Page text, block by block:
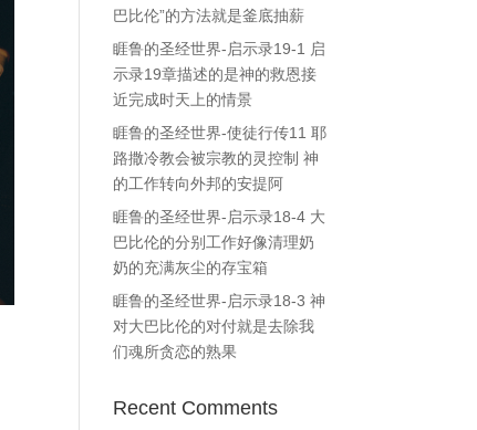
巴比伦”的方法就是釜底抽薪
睚鲁的圣经世界-启示录19-1 启
示录19章描述的是神的救恩接
近完成时天上的情景
睚鲁的圣经世界-使徒行传11 耶
路撒冷教会被宗教的灵控制 神
的工作转向外邦的安提阿
睚鲁的圣经世界-启示录18-4 大
巴比伦的分别工作好像清理奶
奶的充满灰尘的存宝箱
睚鲁的圣经世界-启示录18-3 神
对大巴比伦的对付就是去除我
们魂所贪恋的熟果
Recent Comments